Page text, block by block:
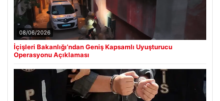
08/06/2026
İçişleri Bakanlığı’ndan Geniş Kapsamlı Uyuşturucu
Operasyonu Açıklaması